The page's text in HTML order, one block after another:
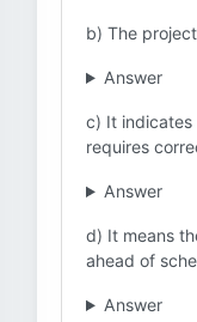
b) The
Answer
c) It indicates
requires
Answer
d) It means
ahead of
Answer